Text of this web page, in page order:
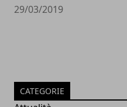
29/03/2019
CATEGORIE